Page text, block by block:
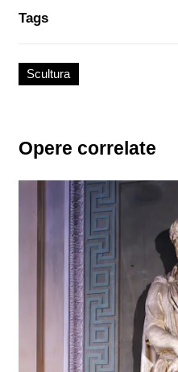
Tags
Scultura
Opere correlate